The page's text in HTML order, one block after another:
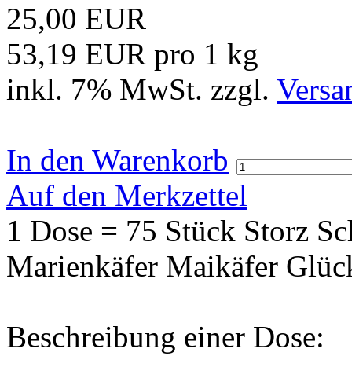
25,00 EUR
53,19 EUR pro 1 kg
inkl. 7% MwSt. zzgl.
In den Warenkorb
Auf den Merkzettel
1 Dose = 75 Stück Storz
Marienkäfer Maikäfer
Beschreibung einer Dose: